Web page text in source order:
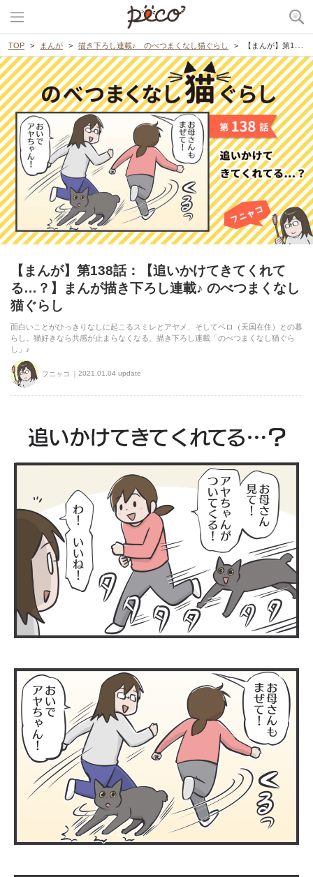
TOP まんが 描き下ろし連載♪ のべつまくなし猫ぐらし 【まんが】第138話：【追いかけてきてくれてる…？】まんが描き下ろし連載♪ のべつまくなし猫ぐらし
【まんが】第138話：【追いかけてきてくれて
る…？】まんが描き下ろし連載♪ のべつまくなし
猫ぐらし
面白いことがひっきりなしに起こるスミレとアヤメ、そしてペロ（天国在住）との暮
らし。猫好きなら共感が止まらなくなる、描き下ろし連載「のべつまくなし猫ぐら
し」♪
フニャコ 2021.01.04 update